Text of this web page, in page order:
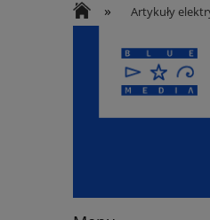
Koszt wysyłki
» Artykuły